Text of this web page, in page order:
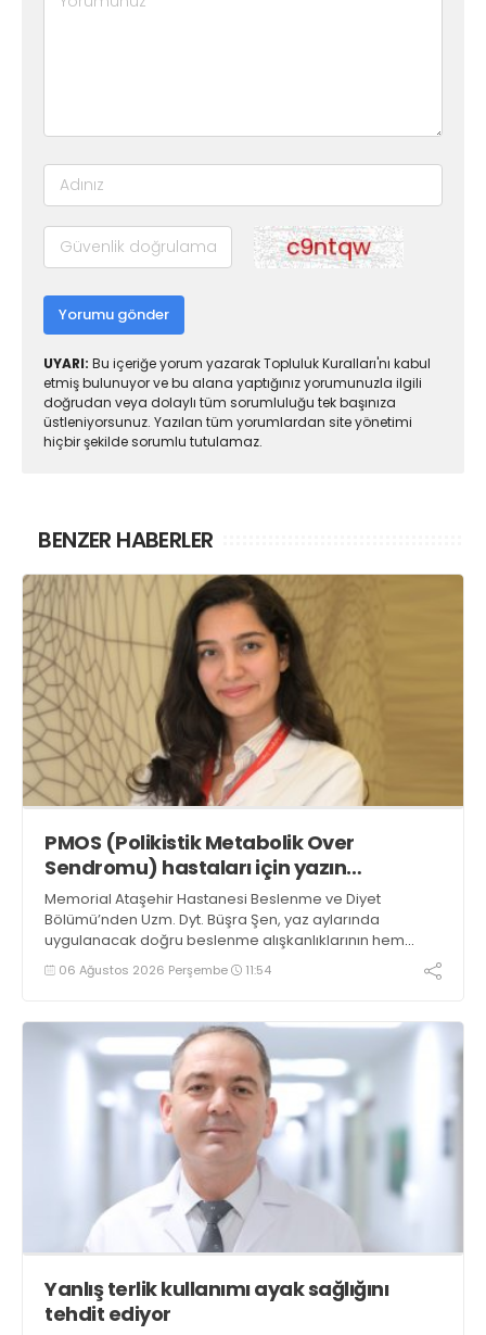
Yorumu gönder
UYARI: Bu içeriğe yorum yazarak Topluluk Kuralları'nı kabul
etmiş bulunuyor ve bu alana yaptığınız yorumunuzla ilgili
doğrudan veya dolaylı tüm sorumluluğu tek başınıza
üstleniyorsunuz. Yazılan tüm yorumlardan site yönetimi
hiçbir şekilde sorumlu tutulamaz.
BENZER HABERLER
PMOS (Polikistik Metabolik Over
Sendromu) hastaları için yazın
beslenme rehberi
Memorial Ataşehir Hastanesi Beslenme ve Diyet
Bölümü’nden Uzm. Dyt. Büşra Şen, yaz aylarında
uygulanacak doğru beslenme alışkanlıklarının hem
metabolik sağlığı desteklediğini hem de yaşam
kalitesini artırabileceğini belirterek önemli önerilerde
06 Ağustos 2026 Perşembe 11:54
Yanlış terlik kullanımı ayak sağlığını
tehdit ediyor